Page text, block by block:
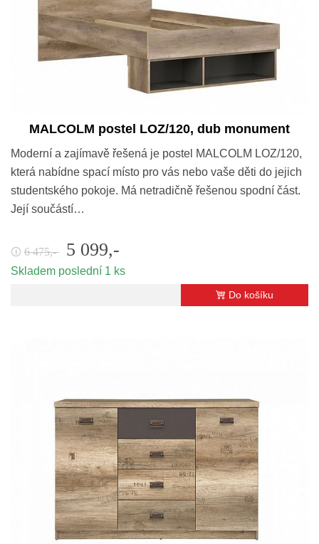
MALCOLM postel LOZ/120, dub monument
Moderní a zajímavě řešená je postel MALCOLM LOZ/120,
která nabídne spací místo pro vás nebo vaše děti do jejich
studentského pokoje. Má netradičně řešenou spodní část.
Její součástí…
🛈 6 475,- 5 099,-
Skladem poslední 1 ks
Do košíku